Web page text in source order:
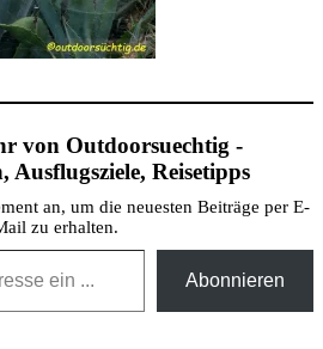
von Outdoorsuechtig -
Ausflugsziele, Reisetipps
an, um die neuesten Beiträge per E-
zu erhalten.
Abonnieren